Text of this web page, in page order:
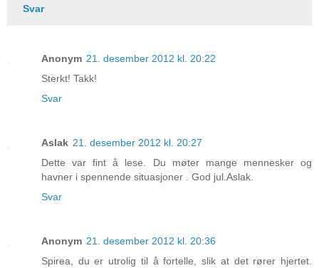
Svar
Anonym 21. desember 2012 kl. 20:22
Sterkt! Takk!
Svar
Aslak 21. desember 2012 kl. 20:27
Dette var fint å lese. Du møter mange mennesker og
havner i spennende situasjoner . God jul.Aslak.
Svar
Anonym 21. desember 2012 kl. 20:36
Spirea, du er utrolig til å fortelle, slik at det rører hjertet.